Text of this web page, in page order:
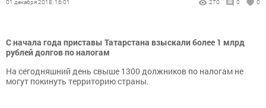
01 декабря 2018, 16:01 270 0 0
С начала года приставы Татарстана взыскали более 1 млрд
рублей долгов по налогам
На сегодняшний день свыше 1300 должников по налогам не
могут покинуть территорию страны.